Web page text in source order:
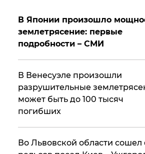
В Японии произошло
землетрясение: первые
подробности – СМИ
В Венесуэле произошли
разрушительные
может быть до 100 тысяч
погибших
Во Львовской области сошел